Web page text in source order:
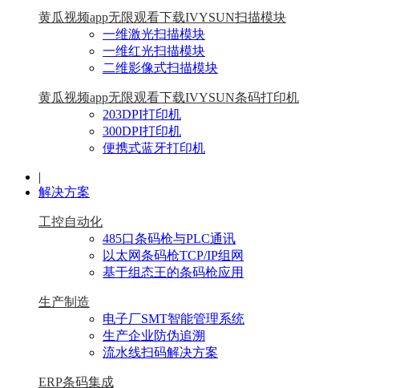
黄瓜视频app无限观看下载IVYSUN扫描模块
一维激光扫描模块
一维红光扫描模块
二维影像式扫描模块
黄瓜视频app无限观看下载IVYSUN条码打印机
203DPI打印机
300DPI打印机
便携式蓝牙打印机
|
解决方案
工控自动化
485口条码枪与PLC通讯
以太网条码枪TCP/IP组网
基于组态王的条码枪应用
生产制造
电子厂SMT智能管理系统
生产企业防伪追溯
流水线扫码解决方案
ERP条码集成